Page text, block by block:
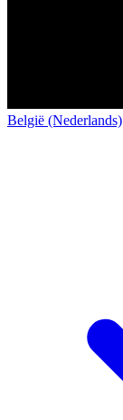
België (Nederlands)